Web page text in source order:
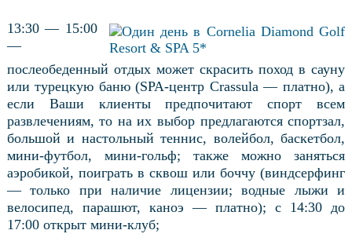
13:30 — 15:00
—
послеобеденный отдых может скрасить поход в сауну
или турецкую баню (SPA-центр Crassula — платно), а
если Ваши клиенты предпочитают спорт всем
развлечениям, то на их выбор предлагаются спортзал,
большой и настольный теннис, волейбол, баскетбол,
мини-футбол, мини-гольф; также можно заняться
аэробикой, поиграть в сквош или боччу (виндсерфинг
— только при наличие лицензии; водные лыжи и
велосипед, парашют, каноэ — платно); с 14:30 до
17:00 открыт мини-клуб;